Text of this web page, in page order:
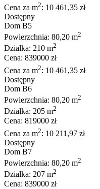
Cena za m2: 10 461,35 zł
Dostępny
Dom B5
Powierzchnia: 80,20 m2
Działka: 210 m2
Cena: 839000 zł
Cena za m2: 10 461,35 zł
Dostępny
Dom B6
Powierzchnia: 80,20 m2
Działka: 205 m2
Cena: 819000 zł
Cena za m2: 10 211,97 zł
Dostępny
Dom B7
Powierzchnia: 80,20 m2
Działka: 207 m2
Cena: 839000 zł